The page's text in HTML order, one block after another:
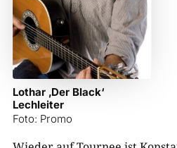
Lothar ‚Der Black‘
Lechleiter
Foto: Promo